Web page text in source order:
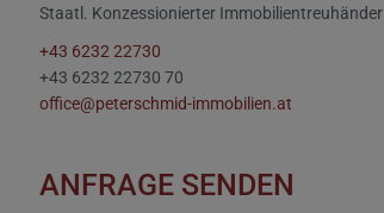
Staatl. Konzessionierter Immobilientreuhänder
+43 6232 22730
+43 6232 22730 70
office@peterschmid-immobilien.at
ANFRAGE SENDEN